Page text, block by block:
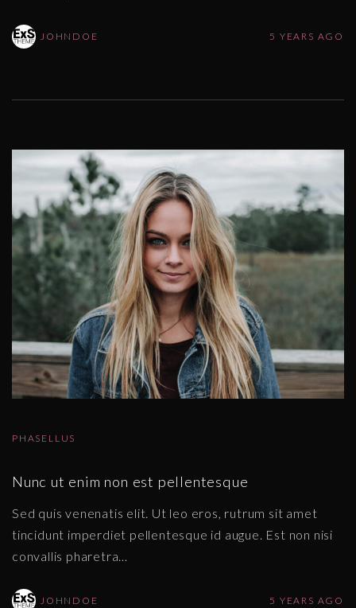
JOHNDOE 5 YEARS AGO
PHASELLUS
Nunc ut enim non est pellentesque
Sed quis venenatis elit. Ut leo eros, rutrum sit amet
tincidunt imperdiet pellentesque id augue. Est non nisi
convallis pharetra…
JOHNDOE 5 YEARS AGO